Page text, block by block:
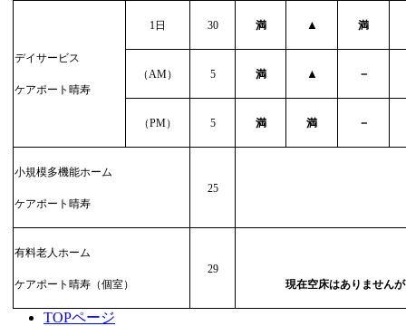
デイサービス
ケアポート晴寿
1日 30 満 ▲ 満
（AM） 5 満 ▲ －
（PM） 5 満 満 －
小規模多機能ホーム
ケアポート晴寿
25
有料老人ホーム
ケアポート晴寿（個室）
29
現在空床はありません
TOPページ